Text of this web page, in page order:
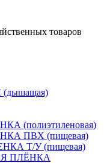
товаров
(полиэтиленовая)
ПВХ (пищевая)
Т/У (пищевая)
ПЛЁНКА